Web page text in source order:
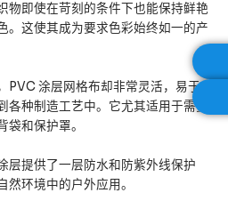
物即使在苛刻的条件下也能保持鲜艳
。这使其成为要求色彩始终如一的产
PVC 涂层网格布却非常灵活，易于
种制造工艺中。它尤其适用于需要
袋和保护罩。
层提供了一层防水和防紫外线保护
环境中的户外应用。